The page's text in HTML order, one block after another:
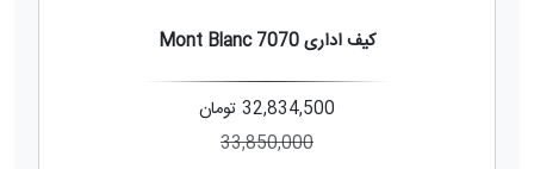
کیف اداری Mont Blanc 7070
32,834,500 تومان
33,850,000